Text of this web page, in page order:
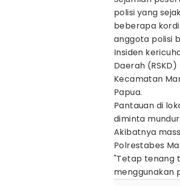
polisi yang
beberapa
anggota polisi
Insiden
Daerah
Kecamatan
Papua.
Pantauan di
diminta
Akibatnya
Polrestabes
"Tetap tenang
menggunakan